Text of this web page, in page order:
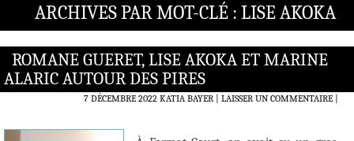
ARCHIVES PAR MOT-CLÉ : LISE AKOKA
ROMANE GUERET, LISE AKOKA ET MARINE
ALARIC AUTOUR DES PIRES
7 DÉCEMBRE 2022 KATIA BAYER LAISSER UN COMMENTAIRE|